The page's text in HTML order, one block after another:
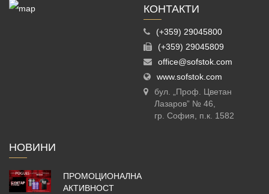
КОНТАКТИ
(+359) 29045800
(+359) 29045809
office@sofstok.com
www.sofstok.com
бул. „Проф. Цветан
Лазаров” № 46,
гр. София, п.к. 1582
НОВИНИ
ПРОМОЦИОНАЛНА
АКТИВНОСТ